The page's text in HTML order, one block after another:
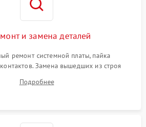
и замена деталей
ремонт системной платы, пайка
Замена вышедших из строя
аккумулятора, неисправного
воды. Восстановление шлейфов и
Подробнее